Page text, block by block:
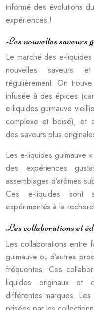
informé des évolutions
expériences !
Les nouvelles saveurs
Le marché des e-
nouvelles saveurs
régulièrement. On
infusée à des épices
e-liquides guimauve
complexe et boisé), et
des saveurs plus
Les e-liquides guimauve
des expériences
assemblages d’arômes
Ces e-liquides sont
expérimentés à la
Les collaborations et
Les collaborations entre
guimauve ou d’autres
fréquentes. Ces
liquides originaux et
différentes marques. Les